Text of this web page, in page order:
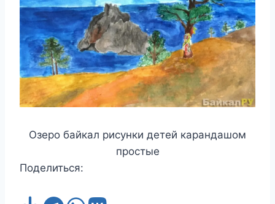
Озеро байкал рисунки детей карандашом
простые
Поделиться: